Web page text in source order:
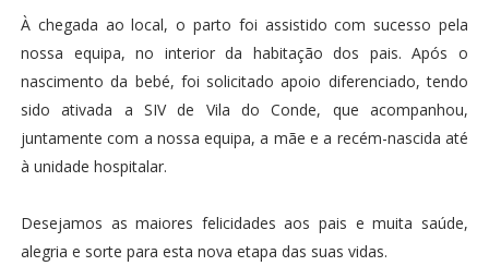
À chegada ao local, o parto foi assistido com sucesso pela
nossa equipa, no interior da habitação dos pais. Após o
nascimento da bebé, foi solicitado apoio diferenciado, tendo
sido ativada a SIV de Vila do Conde, que acompanhou,
juntamente com a nossa equipa, a mãe e a recém-nascida até
à unidade hospitalar.
Desejamos as maiores felicidades aos pais e muita saúde,
alegria e sorte para esta nova etapa das suas vidas.